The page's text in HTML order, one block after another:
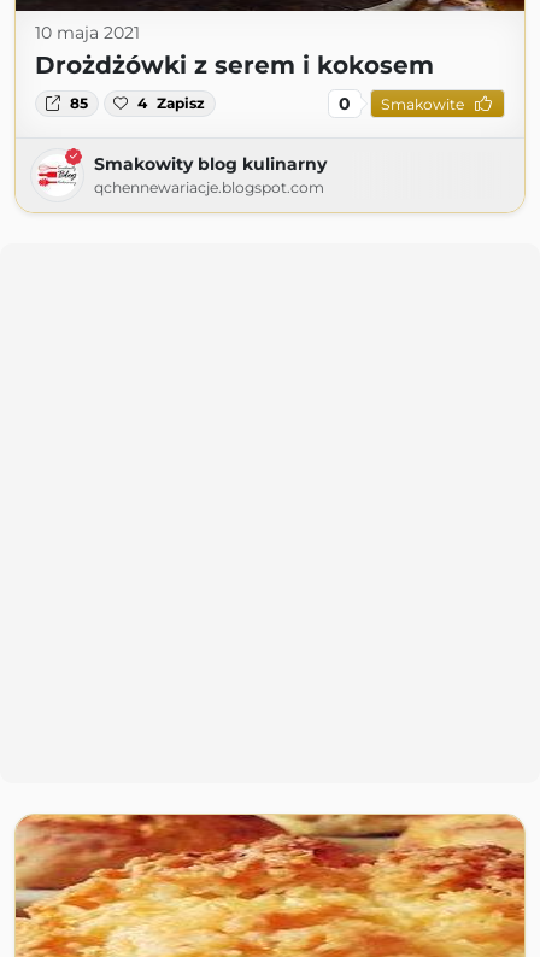
10 maja 2021
Drożdżówki z serem i kokosem
85 4 Zapisz 0 Smakowite
Smakowity blog kulinarny
qchennewariacje.blogspot.com